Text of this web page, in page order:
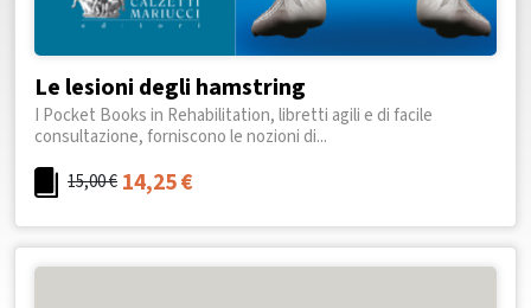
Le lesioni degli hamstring
I Pocket Books in Rehabilitation, libretti agili e di facile
consultazione, forniscono le nozioni di...
15,00€ 14,25€